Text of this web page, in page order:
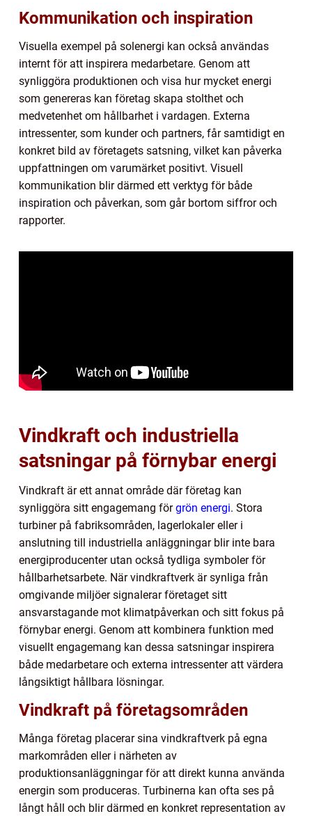
Kommunikation och inspiration
Visuella exempel på solenergi kan också användas
internt för att inspirera medarbetare. Genom att
synliggöra produktionen och visa hur mycket energi
som genereras kan företag skapa stolthet och
medvetenhet om hållbarhet i vardagen. Externa
intressenter, som kunder och partners, får samtidigt en
konkret bild av företagets satsning, vilket kan påverka
uppfattningen om varumärket positivt. Visuell
kommunikation blir därmed ett verktyg för både
inspiration och påverkan, som går bortom siffror och
rapporter.
Vindkraft och industriella
satsningar på förnybar energi
Vindkraft är ett annat område där företag kan
synliggöra sitt engagemang förgrön energi. Stora
turbiner på fabriksområden, lagerlokaler eller i
anslutning till industriella anläggningar blir inte bara
energiproducenter utan också tydliga symboler för
hållbarhetsarbete. När vindkraftverk är synliga från
omgivande miljöer signalerar företaget sitt
ansvarstagande mot klimatpåverkan och sitt fokus på
förnybar energi. Genom att kombinera funktion med
visuellt engagemang kan dessa satsningar inspirera
både medarbetare och externa intressenter att värdera
långsiktigt hållbara lösningar.
Vindkraft på företagsområden
Många företag placerar sina vindkraftverk på egna
markområden eller i närheten av
produktionsanläggningar för att direkt kunna använda
energin som produceras. Turbinerna kan ofta ses på
långt håll och blir därmed en konkret representation av